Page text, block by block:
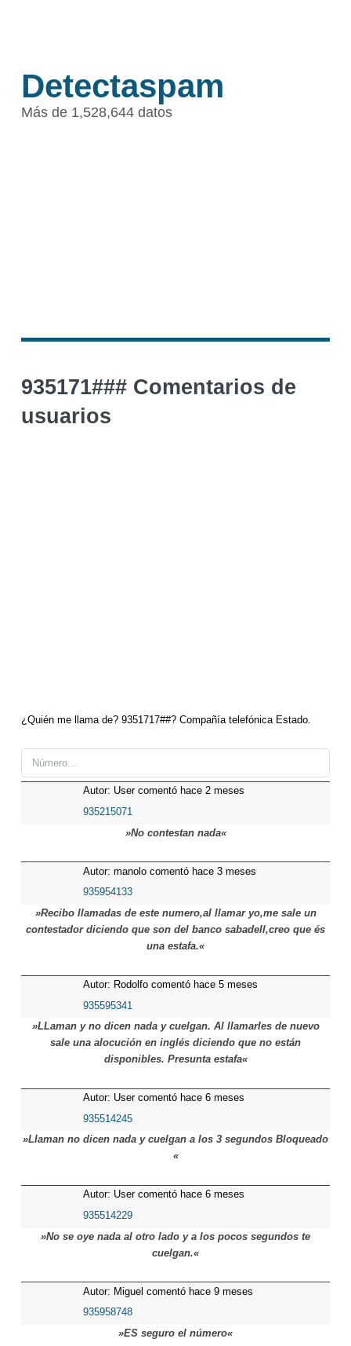
Detectaspam
Más de 1,528,644 datos
935171### Comentarios de
usuarios
¿Quién me llama de? 9351717##? Compañía telefónica Estado.
Autor: User comentó hace 2 meses
935215071
»No contestan nada«
Autor: manolo comentó hace 3 meses
935954133
»Recibo llamadas de este numero,al llamar yo,me sale un
contestador diciendo que son del banco sabadell,creo que és
una estafa.«
Autor: Rodolfo comentó hace 5 meses
935595341
»LLaman y no dicen nada y cuelgan. Al llamarles de nuevo
sale una alocución en inglés diciendo que no están
disponibles. Presunta estafa«
Autor: User comentó hace 6 meses
935514245
»Llaman no dicen nada y cuelgan a los 3 segundos Bloqueado
«
Autor: User comentó hace 6 meses
935514229
»No se oye nada al otro lado y a los pocos segundos te
cuelgan.«
Autor: Miguel comentó hace 9 meses
935958748
»ES seguro el número«